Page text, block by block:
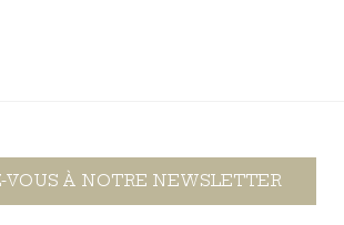
VOUS À NOTRE NEWSLETTER